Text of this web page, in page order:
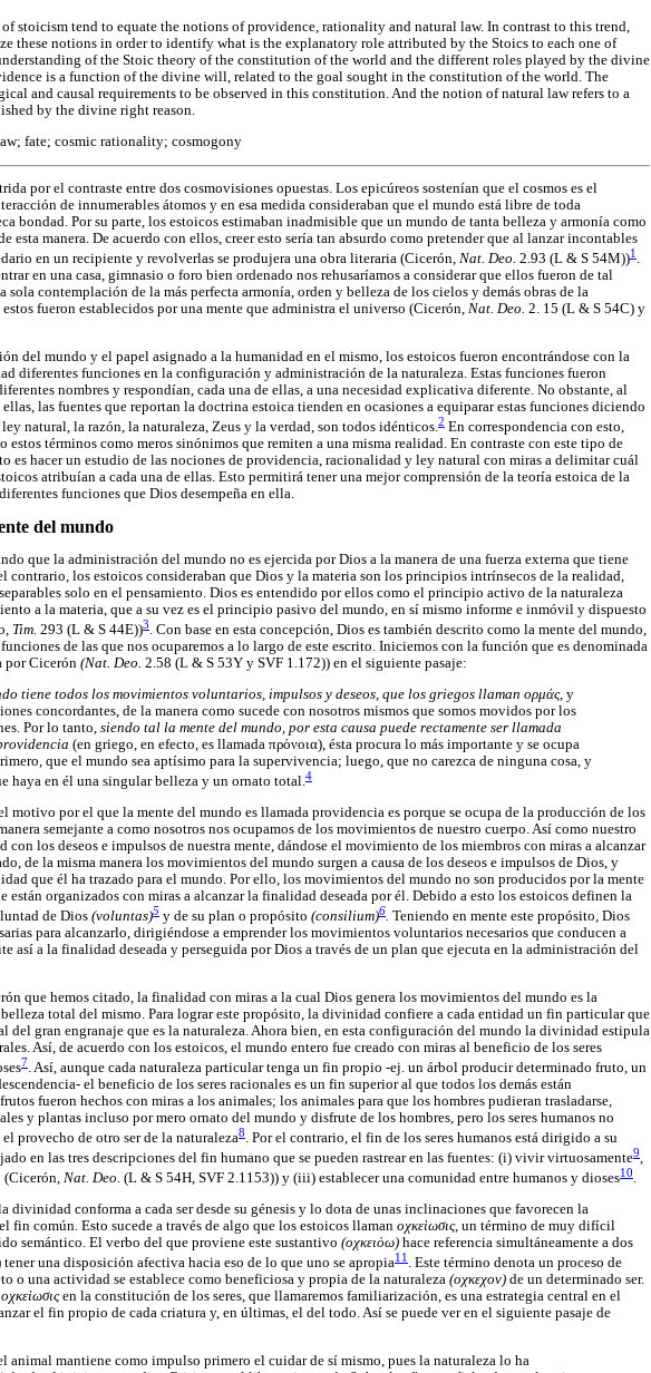
of stoicism tend to equate the notions of providence, rationality and natural law. In contrast to this trend,
these notions in order to identify what is the explanatory role attributed by the Stoics to each one of
of the Stoic theory of the constitution of the world and the different roles played by the divine
is a function of the divine will, related to the goal sought in the constitution of the world. The
and causal requirements to be observed in this constitution. And the notion of natural law refers to a
by the divine right reason.
fate; cosmic rationality; cosmogony
por el contraste entre dos cosmovisiones opuestas. Los epicúreos sostenían que el cosmos es el
de innumerables átomos y en esa medida consideraban que el mundo está libre de toda
bondad. Por su parte, los estoicos estimaban inadmisible que un mundo de tanta belleza y armonía como
esta manera. De acuerdo con ellos, creer esto sería tan absurdo como pretender que al lanzar incontables
en un recipiente y revolverlas se produjera una obra literaria (Cicerón, Nat. Deo. 2.93 (L & S 54M))1.
en una casa, gimnasio o foro bien ordenado nos rehusaríamos a considerar que ellos fueron de tal
sola contemplación de la más perfecta armonía, orden y belleza de los cielos y demás obras de la
fueron establecidos por una mente que administra el universo (Cicerón, Nat. Deo. 2. 15 (L & S 54C) y
del mundo y el papel asignado a la humanidad en el mismo, los estoicos fueron encontrándose con la
diferentes funciones en la configuración y administración de la naturaleza. Estas funciones fueron
nombres y respondían, cada una de ellas, a una necesidad explicativa diferente. No obstante, al
las fuentes que reportan la doctrina estoica tienden en ocasiones a equiparar estas funciones diciendo
natural, la razón, la naturaleza, Zeus y la verdad, son todos idénticos.2 En correspondencia con esto,
estos términos como meros sinónimos que remiten a una misma realidad. En contraste con este tipo de
es hacer un estudio de las nociones de providencia, racionalidad y ley natural con miras a delimitar cuál
atribuían a cada una de ellas. Esto permitirá tener una mejor comprensión de la teoría estoica de la
funciones que Dios desempeña en ella.
del mundo
que la administración del mundo no es ejercida por Dios a la manera de una fuerza externa que tiene
contrario, los estoicos consideraban que Dios y la materia son los principios intrínsecos de la realidad,
solo en el pensamiento. Dios es entendido por ellos como el principio activo de la naturaleza
a la materia, que a su vez es el principio pasivo del mundo, en sí mismo informe e inmóvil y dispuesto
Tim. 293 (L & S 44E))3
. Con base en esta concepción, Dios es también descrito como la mente del mundo,
de las que nos ocuparemos a lo largo de este escrito. Iniciemos con la función que es denominada
por Cicerón (Nat. Deo. 2.58 (L & S 53Y y SVF 1.172)) en el siguiente pasaje:
tiene todos los movimientos voluntarios, impulsos y deseos, que los griegos llaman ορμάς, y
concordantes, de la manera como sucede con nosotros mismos que somos movidos por los
Por lo tanto, siendo tal la mente del mundo, por esta causa puede rectamente ser llamada
(en griego, en efecto, es llamada πρὁνοια), ésta procura lo más importante y se ocupa
que el mundo sea aptísimo para la supervivencia; luego, que no carezca de ninguna cosa, y
haya en él una singular belleza y un ornato total.4
motivo por el que la mente del mundo es llamada providencia es porque se ocupa de la producción de los
semejante a como nosotros nos ocupamos de los movimientos de nuestro cuerpo. Así como nuestro
con los deseos e impulsos de nuestra mente, dándose el movimiento de los miembros con miras a alcanzar
de la misma manera los movimientos del mundo surgen a causa de los deseos e impulsos de Dios, y
que él ha trazado para el mundo. Por ello, los movimientos del mundo no son producidos por la mente
están organizados con miras a alcanzar la finalidad deseada por él. Debido a esto los estoicos definen la
de Dios (voluntas)5 y de su plan o propósito (consilium)6. Teniendo en mente este propósito, Dios
para alcanzarlo, dirigiéndose a emprender los movimientos voluntarios necesarios que conducen a
así a la finalidad deseada y perseguida por Dios a través de un plan que ejecuta en la administración del
que hemos citado, la finalidad con miras a la cual Dios genera los movimientos del mundo es la
total del mismo. Para lograr este propósito, la divinidad confiere a cada entidad un fin particular que
del gran engranaje que es la naturaleza. Ahora bien, en esta configuración del mundo la divinidad estipula
Así, de acuerdo con los estoicos, el mundo entero fue creado con miras al beneficio de los seres
7. Así, aunque cada naturaleza particular tenga un fin propio -ej. un árbol producir determinado fruto, un
el beneficio de los seres racionales es un fin superior al que todos los demás están
fueron hechos con miras a los animales; los animales para que los hombres pudieran trasladarse,
y plantas incluso por mero ornato del mundo y disfrute de los hombres, pero los seres humanos no
provecho de otro ser de la naturaleza8. Por el contrario, el fin de los seres humanos está dirigido a su
en las tres descripciones del fin humano que se pueden rastrear en las fuentes: (i) vivir virtuosamente9,
(Cicerón, Nat. Deo. (L & S 54H, SVF 2.1153)) y (iii) establecer una comunidad entre humanos y dioses10.
divinidad conforma a cada ser desde su génesis y lo dota de unas inclinaciones que favorecen la
fin común. Esto sucede a través de algo que los estoicos llaman οχκεὶωσις, un término de muy difícil
semántico. El verbo del que proviene este sustantivo (οχκειὁω) hace referencia simultáneamente a dos
una disposición afectiva hacia eso de lo que uno se apropia11 . Este término denota un proceso de
o una actividad se establece como beneficiosa y propia de la naturaleza (οχκεχον) de un determinado ser.
οχκεὶωσιςen la constitución de los seres, que llamaremos familiarización, es una estrategia central en el
el fin propio de cada criatura y, en últimas, el del todo. Así se puede ver en el siguiente pasaje de
animal mantiene como impulso primero el cuidar de sí mismo, pues la naturaleza lo ha